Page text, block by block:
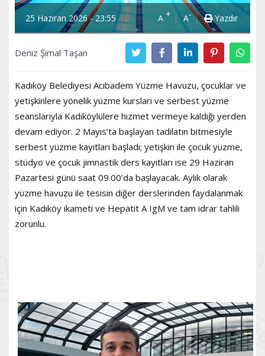
25 Haziran 2026 - 23:55 A + A- Yazdır
Deniz Şimal Taşan
Kadıköy Belediyesi Acıbadem Yüzme Havuzu, çocuklar ve
yetişkinlere yönelik yüzme kursları ve serbest yüzme
seanslarıyla Kadıköylülere hizmet vermeye kaldığı yerden
devam ediyor. 2 Mayıs’ta başlayan tadilatın bitmesiyle
serbest yüzme kayıtları başladı; yetişkin ile çocuk yüzme,
stüdyo ve çocuk jimnastik ders kayıtları ise 29 Haziran
Pazartesi günü saat 09.00’da başlayacak. Aylık olarak
yüzme havuzu ile tesisin diğer derslerinden faydalanmak
için Kadıköy ikameti ve Hepatit A IgM ve tam idrar tahlili
zorunlu.